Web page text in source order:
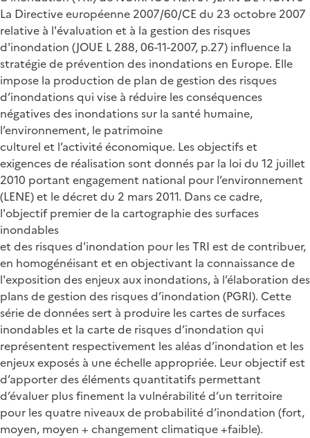
La Directive européenne 2007/60/CE du 23 octobre 2007
relative à l'évaluation et à la gestion des risques
d'inondation (JOUE L 288, 06-11-2007, p.27) influence la
stratégie de prévention des inondations en Europe. Elle
impose la production de plan de gestion des risques
d’inondations qui vise à réduire les conséquences
négatives des inondations sur la santé humaine,
l’environnement, le patrimoine
culturel et l’activité économique. Les objectifs et
exigences de réalisation sont donnés par la loi du 12 juillet
2010 portant engagement national pour l’environnement
(LENE) et le décret du 2 mars 2011. Dans ce cadre,
l'objectif premier de la cartographie des surfaces
inondables
et des risques d'inondation pour les TRI est de contribuer,
en homogénéisant et en objectivant la connaissance de
l'exposition des enjeux aux inondations, à l’élaboration des
plans de gestion des risques d’inondation (PGRI). Cette
série de données sert à produire les cartes de surfaces
inondables et la carte de risques d’inondation qui
représentent respectivement les aléas d’inondation et les
enjeux exposés à une échelle appropriée. Leur objectif est
d’apporter des éléments quantitatifs permettant
d’évaluer plus finement la vulnérabilité d’un territoire
pour les quatre niveaux de probabilité d’inondation (fort,
moyen, moyen + changement climatique +faible).